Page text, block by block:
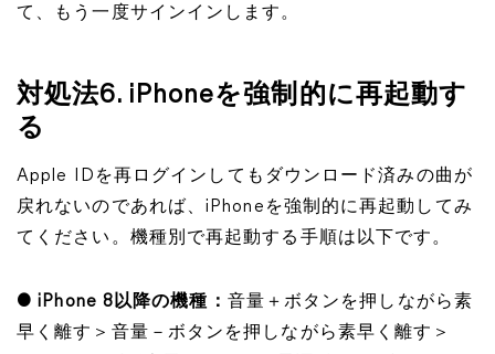
て、もう一度サインインします。
対処法6. iPhoneを強制的に再起動す
る
Apple IDを再ログインしてもダウンロード済みの曲が
戻れないのであれば、iPhoneを強制的に再起動してみ
てください。機種別で再起動する手順は以下です。
● iPhone 8以降の機種： 音量＋ボタンを押しながら素
早く離す＞音量－ボタンを押しながら素早く離す＞